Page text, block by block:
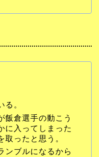
る。
飯倉選手の動こう
に入ってしまった
取ったと思う。
ンブルになるから